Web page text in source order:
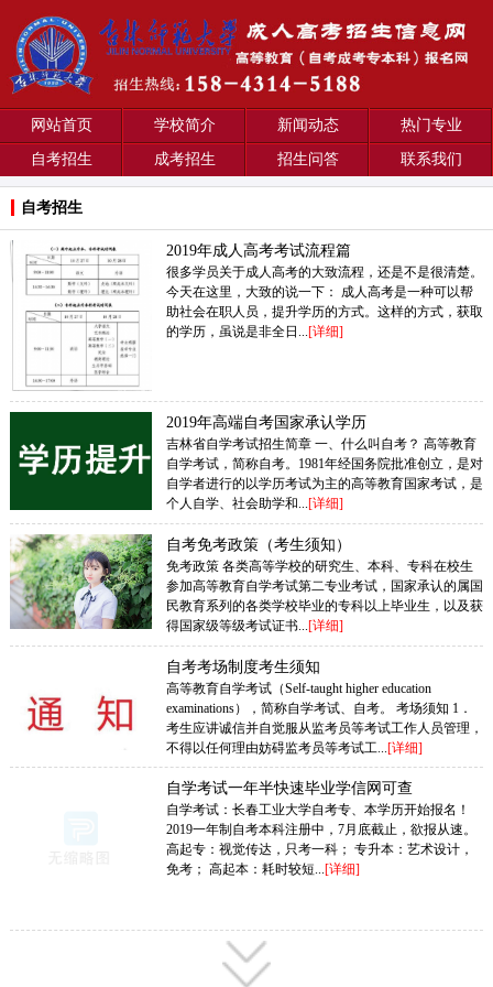
网站首页 学校简介 新闻动态 热门专业
自考招生 成考招生 招生问答 联系我们
自考招生
2019年成人高考考试流程篇
很多学员关于成人高考的大致流程，还是不是很清楚。
今天在这里，大致的说一下： 成人高考是一种可以帮
助社会在职人员，提升学历的方式。这样的方式，获取
的学历，虽说是非全日...[详细]
2019年高端自考国家承认学历
吉林省自学考试招生简章 一、什么叫自考？ 高等教育
自学考试，简称自考。1981年经国务院批准创立，是对
自学者进行的以学历考试为主的高等教育国家考试，是
个人自学、社会助学和... [详细]
自考免考政策（考生须知）
免考政策 各类高等学校的研究生、本科、专科在校生
参加高等教育自学考试第二专业考试，国家承认的属国
民教育系列的各类学校毕业的专科以上毕业生，以及获
得国家级等级考试证书... [详细]
自考考场制度考生须知
高等教育自学考试（Self-taught higher education
examinations），简称自学考试、自考。 考场须知 1．
考生应讲诚信并自觉服从监考员等考试工作人员管理，
不得以任何理由妨碍监考员等考试工... [详细]
自学考试一年半快速毕业学信网可查
自学考试：长春工业大学自考专、本学历开始报名！
2019一年制自考本科注册中，7月底截止，欲报从速。
高起专：视觉传达，只考一科； 专升本：艺术设计，
免考； 高起本：耗时较短...[详细]